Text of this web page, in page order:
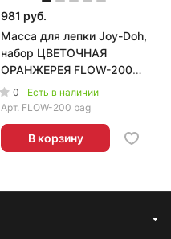
981 руб.
Масса для лепки Joy-Doh,
набор ЦВЕТОЧНАЯ
ОРАНЖЕРЕЯ FLOW-200
bag
0
Есть в наличии
Арт. FLOW-200 bag
В корзину